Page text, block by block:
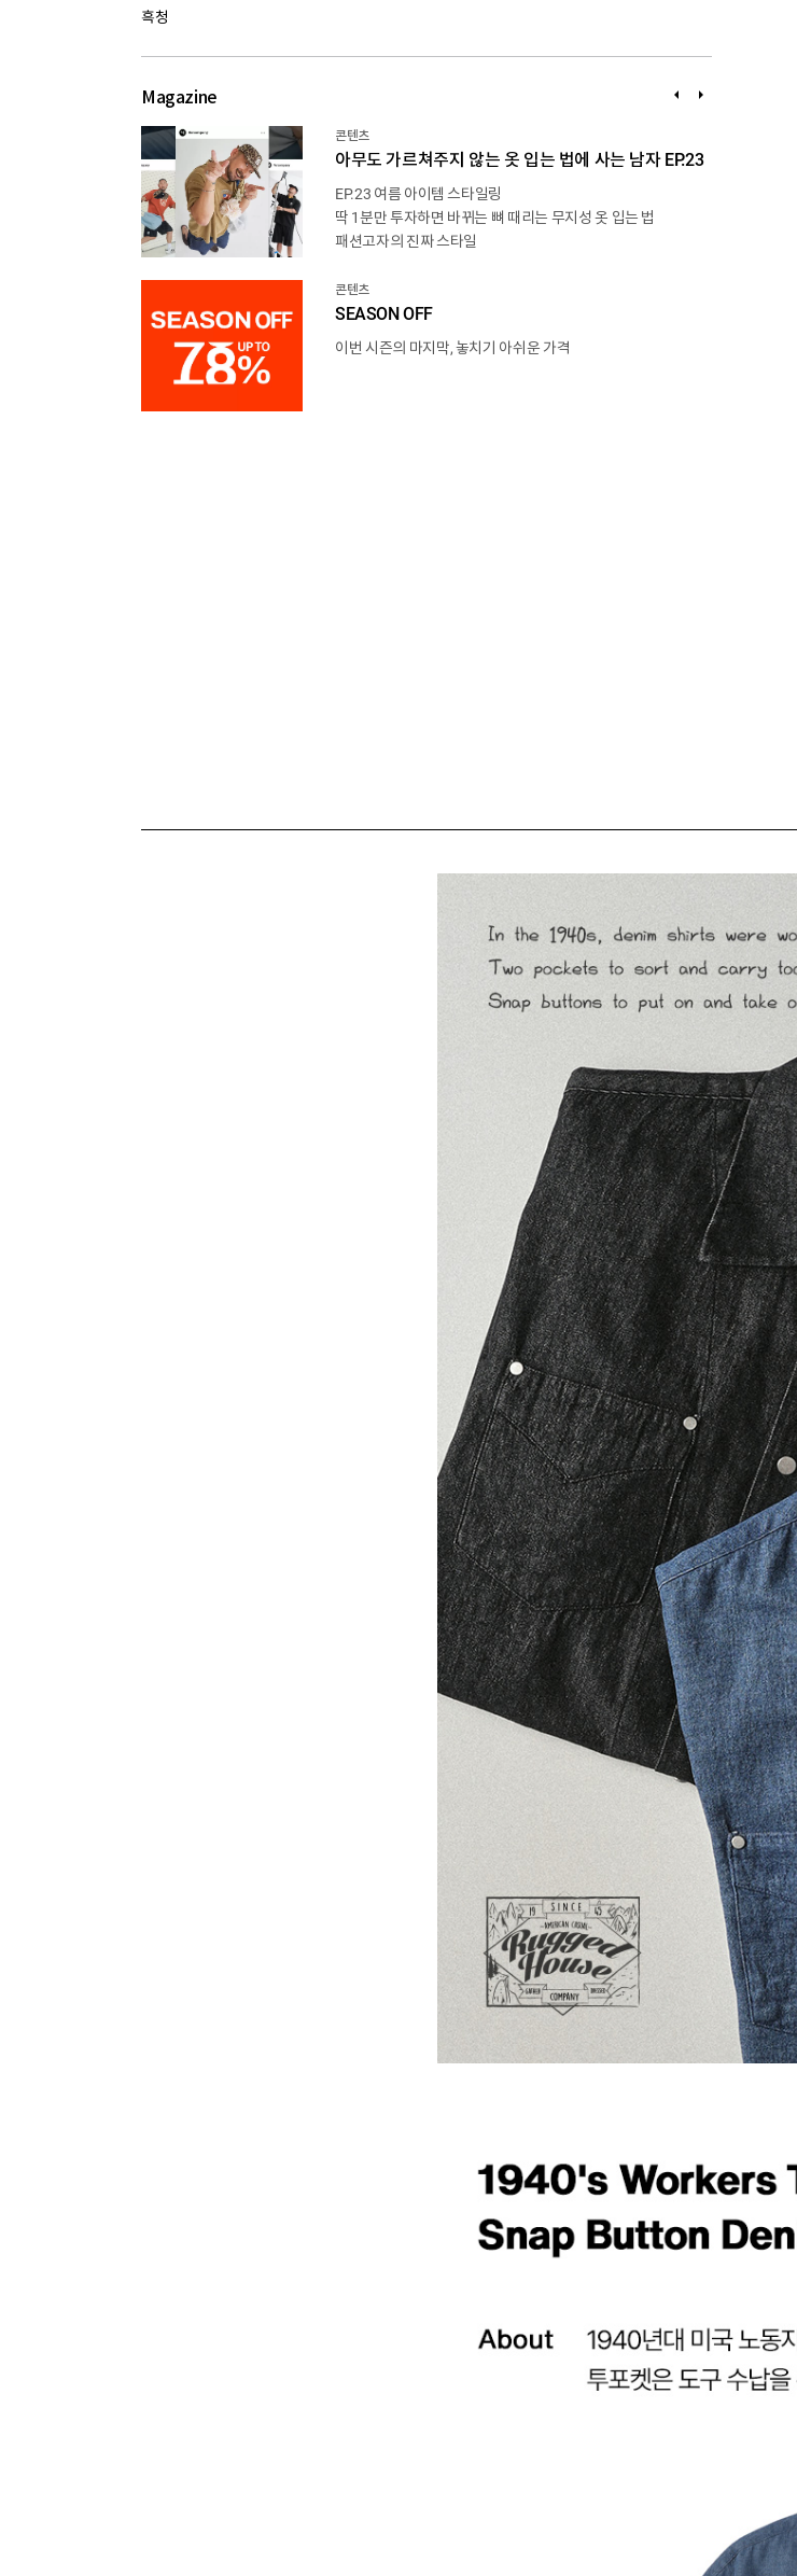
흑청
Magazine
콘텐츠
아무도 가르쳐주지 않는 옷 입는 법에 사는 남자 EP.23
EP.23 여름 아이템 스타일링
딱 1분만 투자하면 바뀌는 뼈 때리는 무지성 옷 입는 법
패션고자의 진짜 스타일
콘텐츠
SEASON OFF
이번 시즌의 마지막, 놓치기 아쉬운 가격
이
다